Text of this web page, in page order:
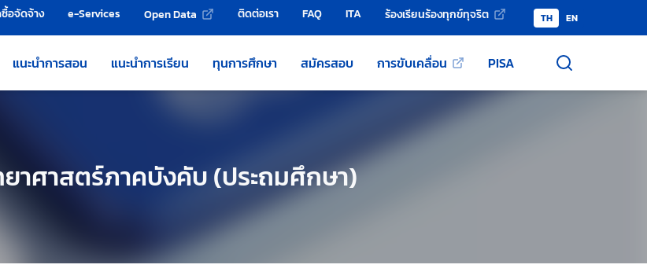
อจัดจ้าง e-Services Open Data ติดต่อเรา FAQ ITA ร้องเรียนร้องทุกข์ทุจริต TH EN
แนะนำการสอน แนะนำการเรียน ทุนการศึกษา สมัครสอบ การขับเคลื่อน PISA
าศาสตร์ภาคบังคับ (ประถมศึกษา)